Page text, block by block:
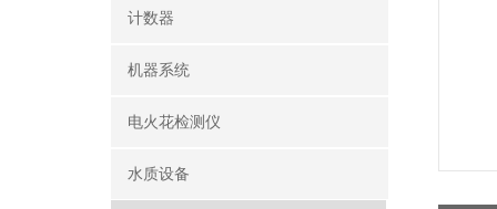
计数器
机器系统
电火花检测仪
水质设备